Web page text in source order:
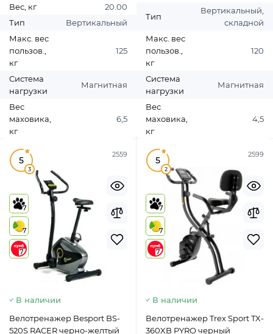
Вес, кг
20.00
Тип
Вертикальный
Макс. вес
пользов.,
кг
125
Система
нагрузки
Магнитная
Вес
маховика,
кг
6,5
Тип
Вертикальный,
складной
Макс. вес
пользов.,
кг
120
Система
нагрузки
Магнитная
Вес
маховика,
кг
4,5
2559
5
3
7
7
7
В наличии
Велотренажер Besport BS-
520S RACER черно-желтый
2599
5
2
7
7
7
В наличии
Велотренажер Trex Sport TX-
360XB PYRO черный